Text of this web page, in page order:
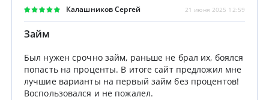
Калашников Сергей 21 июня 2025 12:59
Займ
Был нужен срочно займ, раньше не брал их, боялся
попасть на проценты. В итоге сайт предложил мне
лучшие варианты на первый займ без процентов!
Воспользовался и не пожалел.